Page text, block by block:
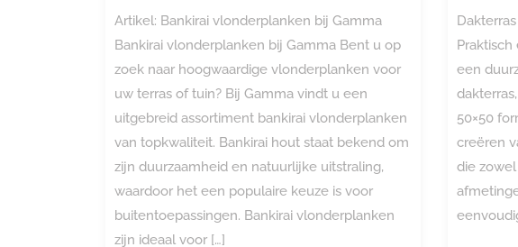
Artikel: Bankirai vlonderplanken bij Gamma
Bankirai vlonderplanken bij Gamma Bent u op
zoek naar hoogwaardige vlonderplanken voor
uw terras of tuin? Bij Gamma vindt u een
uitgebreid assortiment bankirai vlonderplanken
van topkwaliteit. Bankirai hout staat bekend om
zijn duurzaamheid en natuurlijke uitstraling,
waardoor het een populaire keuze is voor
buitentoepassingen. Bankirai vlonderplanken
zijn ideaal voor […]
een
50×50
creëren
die